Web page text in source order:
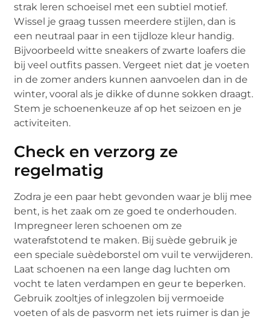
strak leren schoeisel met een subtiel motief.
Wissel je graag tussen meerdere stijlen, dan is
een neutraal paar in een tijdloze kleur handig.
Bijvoorbeeld witte sneakers of zwarte loafers die
bij veel outfits passen. Vergeet niet dat je voeten
in de zomer anders kunnen aanvoelen dan in de
winter, vooral als je dikke of dunne sokken draagt.
Stem je schoenenkeuze af op het seizoen en je
activiteiten.
Check en verzorg ze
regelmatig
Zodra je een paar hebt gevonden waar je blij mee
bent, is het zaak om ze goed te onderhouden.
Impregneer leren schoenen om ze
waterafstotend te maken. Bij suède gebruik je
een speciale suèdeborstel om vuil te verwijderen.
Laat schoenen na een lange dag luchten om
vocht te laten verdampen en geur te beperken.
Gebruik zooltjes of inlegzolen bij vermoeide
voeten of als de pasvorm net iets ruimer is dan je